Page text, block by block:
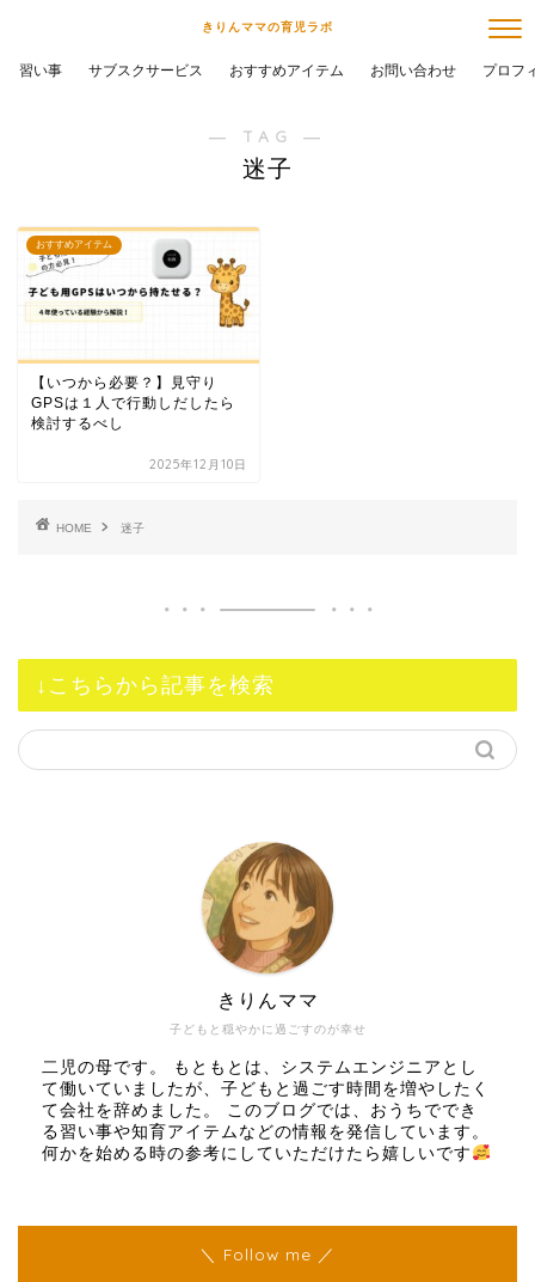
きりんママの育児ラボ
習い事 サブスクサービス おすすめアイテム お問い合わせ プロフ
― TAG ―
迷子
おすすめアイテム
【いつから必要？】見守り
GPSは１人で行動しだしたら
検討するべし
2025年12月10日
HOME 迷子
↓こちらから記事を検索
子どもと穏やかに過ごすのが幸せ
きりんママ
二児の母です。 もともとは、システムエンジニアとし
て働いていましたが、子どもと過ごす時間を増やしたく
て会社を辞めました。 このブログでは、おうちででき
る習い事や知育アイテムなどの情報を発信しています。
何かを始める時の参考にしていただけたら嬉しいです
＼ Follow me ／